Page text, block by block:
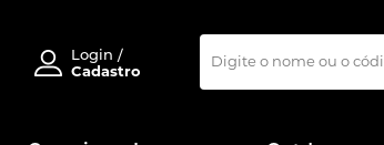
Login /
Cadastro